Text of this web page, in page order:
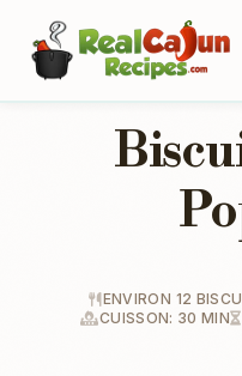
ENVIRON 12
CUISSON: 30 MIN